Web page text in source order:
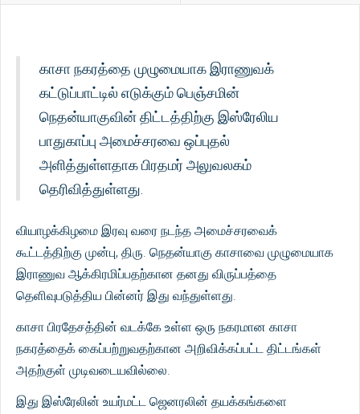
காசா நகரத்தை முழுமையாக இராணுவக்
கட்டுப்பாட்டில் எடுக்கும் பெஞ்சமின்
நெதன்யாகுவின் திட்டத்திற்கு இஸ்ரேலிய
பாதுகாப்பு அமைச்சரவை ஒப்புதல்
அளித்துள்ளதாக பிரதமர் அலுவலகம்
தெரிவித்துள்ளது.
வியாழக்கிழமை இரவு வரை நடந்த அமைச்சரவைக்
கூட்டத்திற்கு முன்பு, திரு. நெதன்யாகு காசாவை முழுமையாக
இராணுவ ஆக்கிரமிப்பதற்கான தனது விருப்பத்தை
தெளிவுபடுத்திய பின்னர் இது வந்துள்ளது.
காசா பிரதேசத்தின் வடக்கே உள்ள ஒரு நகரமான காசா
நகரத்தைக் கைப்பற்றுவதற்கான அறிவிக்கப்பட்ட திட்டங்கள்
அதற்குள் முடிவடையவில்லை.
இது இஸ்ரேலின் உயர்மட்ட ஜெனரலின் தயக்கங்களை